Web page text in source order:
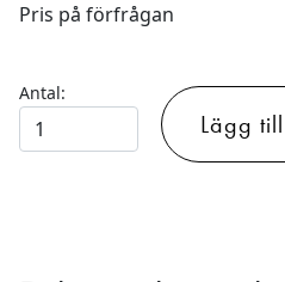
Pris på förfrågan
Antal:
EUROLITE
LED
Lägg